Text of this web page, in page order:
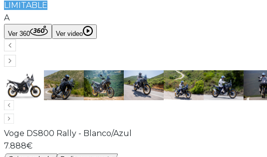
LIMITABLE
A
Ver 360 Ver video
Voge DS800 Rally - Blanco/Azul
7.888€